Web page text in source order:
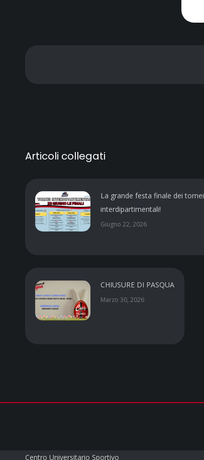
Articoli collegati
La grande festa finale dei tornei
interdipartimentali!
Giugno 22, 2026
CHIUSURE DI PASQUA
Marzo 30, 2026
Centro Universitario Sportivo